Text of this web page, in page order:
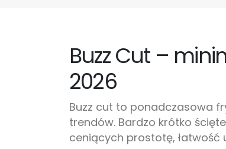
Buzz Cut –
2026
Buzz cut to ponadczasowa
trendów. Bardzo krótko
ceniących prostotę, łatwość